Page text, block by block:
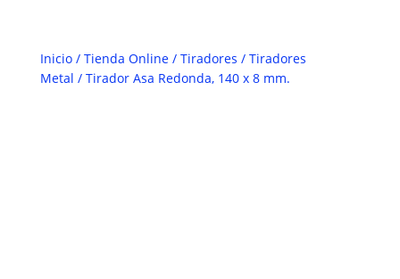
Inicio/ Tienda Online/ Tiradores / Tiradores
Metal / Tirador Asa Redonda, 140 x 8 mm.